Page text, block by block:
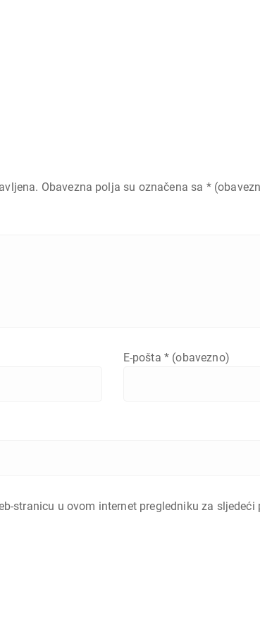
Obavezna polja su označena sa *
E-pošta * (obavezno)
stranicu u ovom internet pregledniku za sljedeći